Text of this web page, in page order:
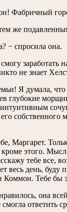
Фабричный
же
− спросила она.
заработать
не знает
Я думала,
глубокие
Маргарет.
кроме этого.
тебе все,
весь день,
Коммон. Тебе бы
она
ответить